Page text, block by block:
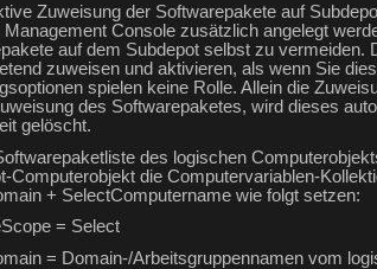
Zuweisung der Softwarepakete auf
Management Console zusätzlich angelegt
auf dem Subdepot selbst zu
zuweisen und aktivieren, als wenn Sie
spielen keine Rolle. Allein die
des Softwarepaketes, wird dieses
gelöscht.
des logischen
Computerobjekt die Computervariablen-
+ SelectComputername wie folgt setzen:
= Select
= Domain-/Arbeitsgruppennamen vom